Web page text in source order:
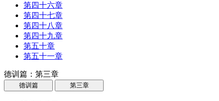
第四十六章
第四十七章
第四十八章
第四十九章
第五十章
第五十一章
德训篇：第三章
德训篇 第三章